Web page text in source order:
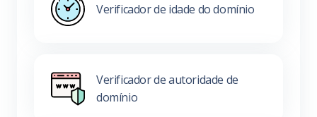
Verificador de idade do domínio
Verificador de autoridade de
domínio